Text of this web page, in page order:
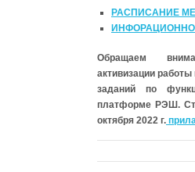
РАСПИСАНИЕ
Обращаем
активизации
заданий по
платформе РЭШ.
октября 2022 г.